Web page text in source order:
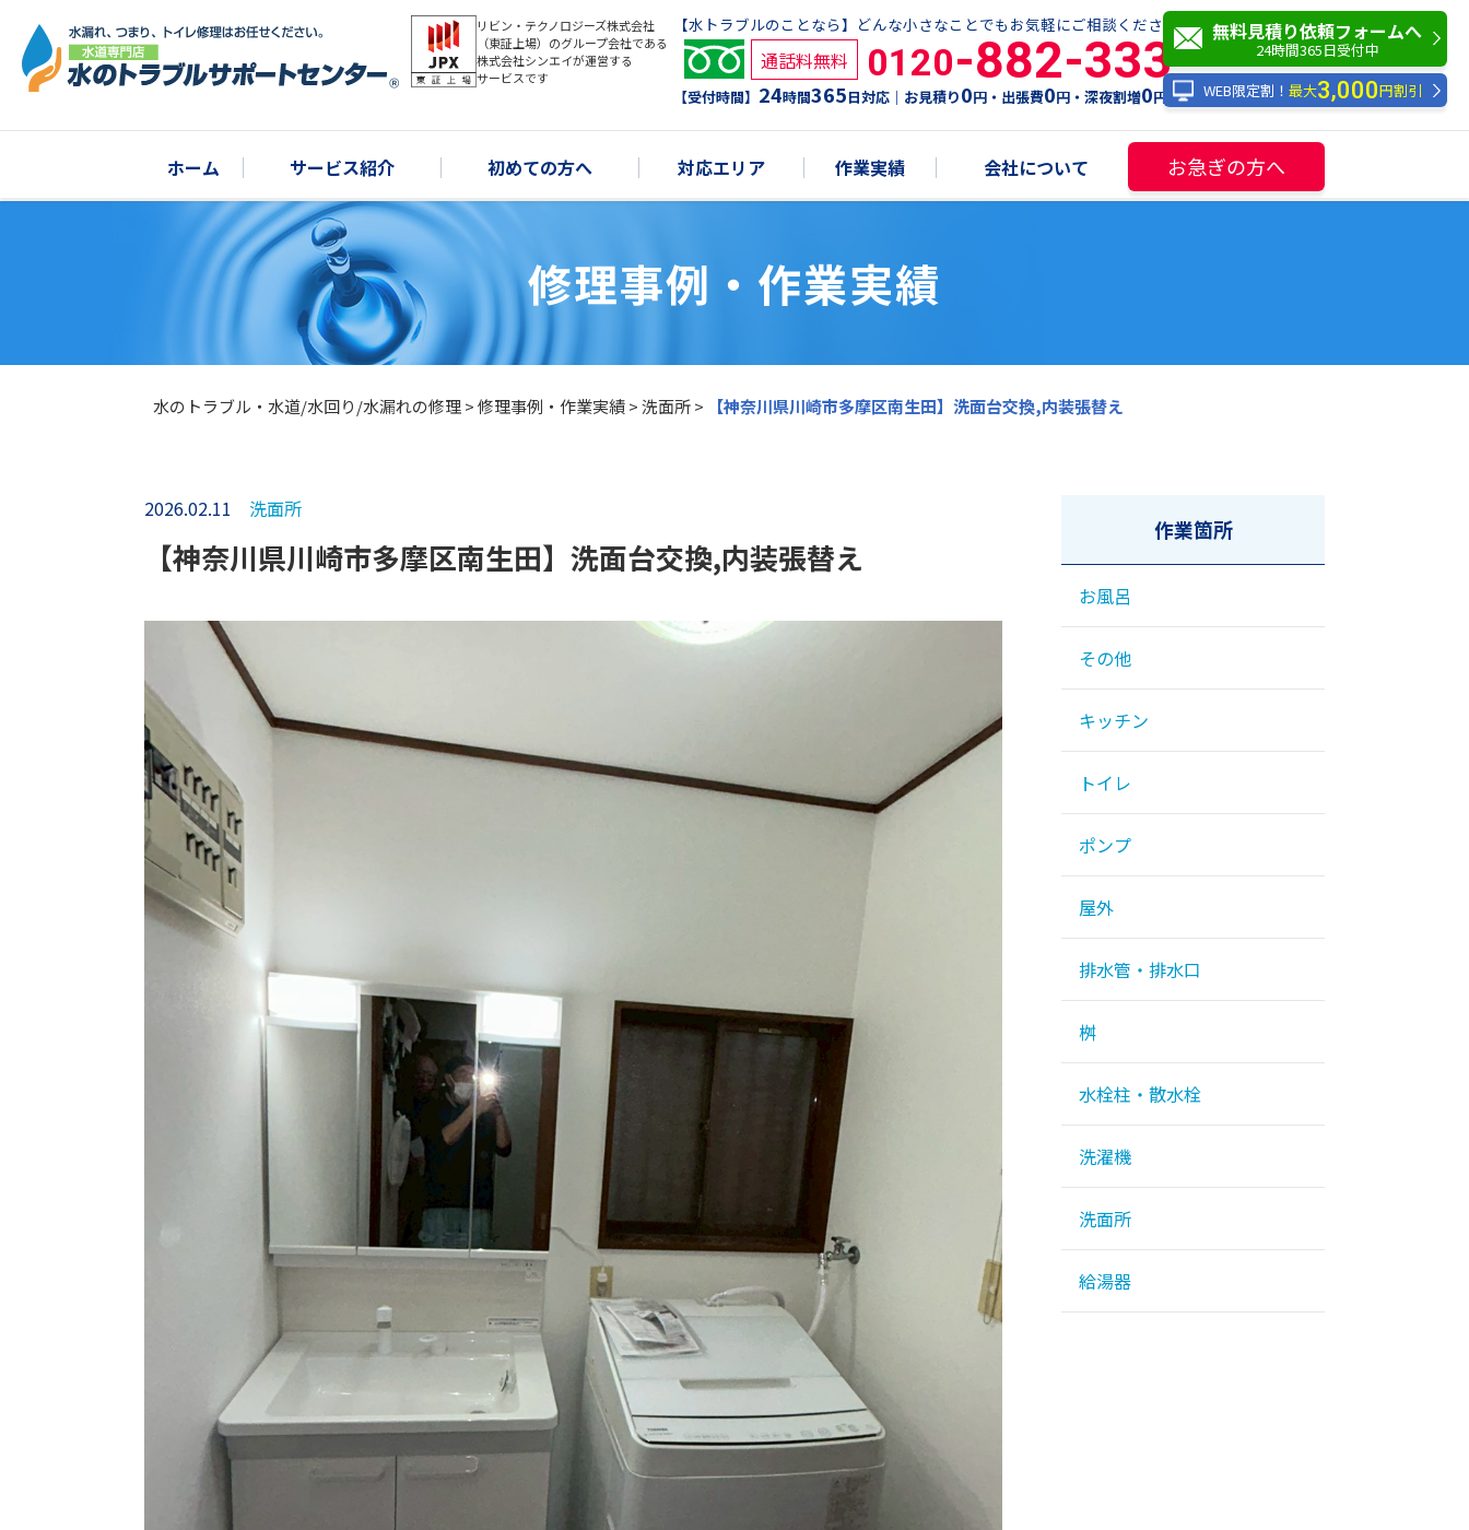
リビン・テクノロジーズ株式会社
（東証上場）のグループ会社である
株式会社シンエイが運営する
サービスです
【水トラブルのことなら】どんな小さなことでもお気軽にご相談ください！
通話料無料 0120-882-333
【受付時間】 24時間365日対応｜お見積り0円・出張費0円・深夜割増0円
無料見積り依頼フォームへ
24時間365日受付中
WEB限定割！ 最大3,000円割引
ホーム サービス紹介 初めての方へ 対応エリア 作業実績 会社について お急ぎの方へ
修理事例・作業実績
水のトラブル・水道/水回り/水漏れの修理>修理事例・作業実績>洗面所> 【神奈川県川崎市多摩区南生田】洗面台交換,内装張替え
2026.02.11 洗面所
【神奈川県川崎市多摩区南生田】洗面台交換,内装張替え
作業箇所
お風呂
その他
キッチン
トイレ
ポンプ
屋外
排水管・排水口
桝
水栓柱・散水栓
洗濯機
洗面所
給湯器